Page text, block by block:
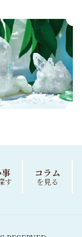
す
コラム
を見る